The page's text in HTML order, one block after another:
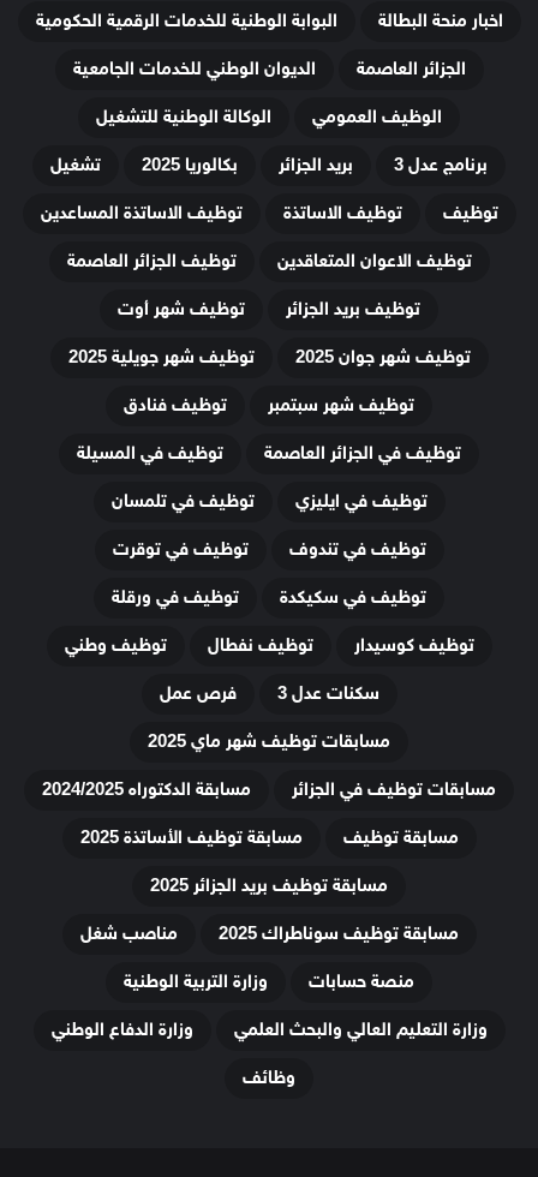
اخبار منحة البطالة
البوابة الوطنية للخدمات الرقمية الحكومية
الجزائر العاصمة
الديوان الوطني للخدمات الجامعية
الوظيف العمومي
الوكالة الوطنية للتشغيل
برنامج عدل 3
بريد الجزائر بكالوريا 2025
تشغيل
توظيف
توظيف الاساتذة
توظيف الاساتذة المساعدين
توظيف الاعوان المتعاقدين
توظيف الجزائر العاصمة
توظيف بريد الجزائر
توظيف شهر أوت
توظيف شهر جوان 2025
توظيف شهر جويلية 2025
توظيف شهر سبتمبر
توظيف فنادق
توظيف في الجزائر العاصمة
توظيف في المسيلة
توظيف في ايليزي
توظيف في تلمسان
توظيف في تندوف
توظيف في توقرت
توظيف في سكيكدة
توظيف في ورقلة
توظيف كوسيدار
توظيف نفطال
توظيف وطني
سكنات عدل 3
فرص عمل
مسابقات توظيف شهر ماي 2025
مسابقات توظيف في الجزائر
مسابقة الدكتوراه 2024/2025
مسابقة توظيف
مسابقة توظيف الأساتذة 2025
مسابقة توظيف بريد الجزائر 2025
مسابقة توظيف سوناطراك 2025
مناصب شغل
منصة حسابات
وزارة التربية الوطنية
وزارة التعليم العالي والبحث العلمي
وزارة الدفاع الوطني
وظائف